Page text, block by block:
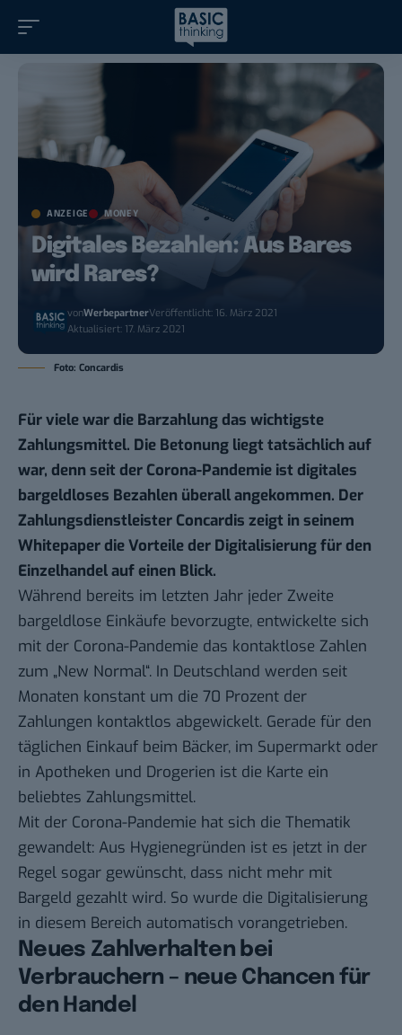
ANZEIGE MONEY
Digitales Bezahlen: Aus Bares
wird Rares?
vonWerbepartnerVeröffentlicht: 16. März 2021
Aktualisiert: 17. März 2021
Foto: Concardis
Für viele war die Barzahlung das wichtigste
Zahlungsmittel. Die Betonung liegt tatsächlich auf
war, denn seit der Corona­-Pandemie ist digitales
bargeldloses Bezahlen überall angekommen. Der
Zahlungsdienstleister Concardis zeigt in seinem
Whitepaper die Vorteile der Digitalisierung für den
Einzelhandel auf einen Blick.
Während bereits im letzten Jahr jeder Zweite
bargeldlose Einkäufe bevorzugte, entwickelte sich
mit der Corona-Pandemie das kontaktlose Zahlen
zum „New Normal“. In Deutschland werden seit
Monaten konstant um die 70 Prozent der
Zahlungen kontaktlos abgewickelt. Gerade für den
täglichen Einkauf beim Bäcker, im Supermarkt oder
in Apotheken und Drogerien ist die Karte ein
beliebtes Zahlungsmittel.
Mit der Corona-Pandemie hat sich die Thematik
gewandelt: Aus Hygienegründen ist es jetzt in der
Regel sogar gewünscht, dass nicht mehr mit
Bargeld gezahlt wird. So wurde die Digitalisierung
in diesem Bereich automatisch vorangetrieben.
Neues Zahlverhalten bei
Verbrauchern – neue Chancen für
den Handel